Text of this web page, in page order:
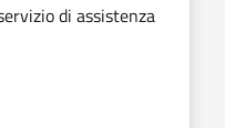
di assistenza